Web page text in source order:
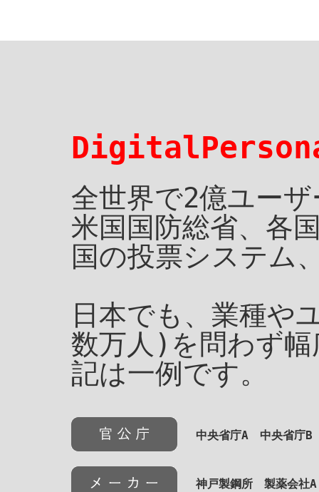
DigitalPersona
全世界で2億ユー
米国国防総省、各
国の投票システム
日本でも、業種や
数万人)を問わず
記は一例です。
中央省庁A 中央省庁
神戸製鋼所 製薬会社